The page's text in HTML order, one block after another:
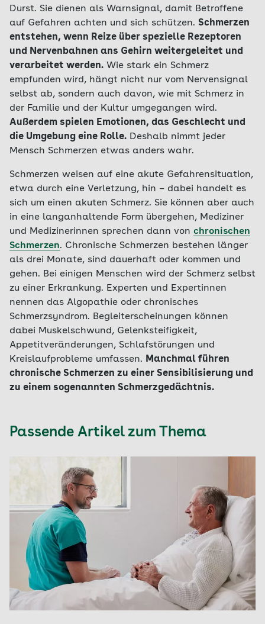
Durst. Sie dienen als Warnsignal, damit Betroffene
auf Gefahren achten und sich schützen. Schmerzen
entstehen, wenn Reize über spezielle Rezeptoren
und Nervenbahnen ans Gehirn weitergeleitet und
verarbeitet werden. Wie stark ein Schmerz
empfunden wird, hängt nicht nur vom Nervensignal
selbst ab, sondern auch davon, wie mit Schmerz in
der Familie und der Kultur umgegangen wird.
Außerdem spielen Emotionen, das Geschlecht und
die Umgebung eine Rolle. Deshalb nimmt jeder
Mensch Schmerzen etwas anders wahr.
Schmerzen weisen auf eine akute Gefahrensituation,
etwa durch eine Verletzung, hin – dabei handelt es
sich um einen akuten Schmerz. Sie können aber auch
in eine langanhaltende Form übergehen, Mediziner
und Medizinerinnen sprechen dann von chronischen
Schmerzen. Chronische Schmerzen bestehen länger
als drei Monate, sind dauerhaft oder kommen und
gehen. Bei einigen Menschen wird der Schmerz selbst
zu einer Erkrankung. Experten und Expertinnen
nennen das Algopathie oder chronisches
Schmerzsyndrom. Begleiterscheinungen können
dabei Muskelschwund, Gelenksteifigkeit,
Appetitveränderungen, Schlafstörungen und
Kreislaufprobleme umfassen. Manchmal führen
chronische Schmerzen zu einer Sensibilisierung und
zu einem sogenannten Schmerzgedächtnis.
Passende Artikel zum Thema